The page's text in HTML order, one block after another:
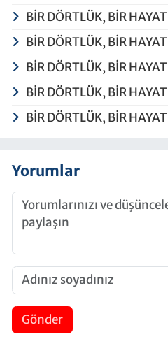
BİR DÖRTLÜK, BİR HAYAT
BİR DÖRTLÜK, BİR HAYAT
BİR DÖRTLÜK, BİR HAYAT
BİR DÖRTLÜK, BİR HAYAT
BİR DÖRTLÜK, BİR HAYAT
Yorumlar
Gönder